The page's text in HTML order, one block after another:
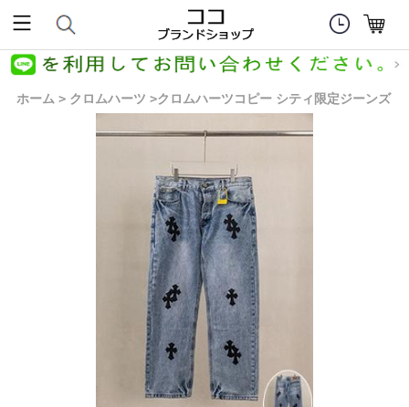
ホーム > クロムハーツ >クロムハーツコピー シティ限定ジーンズ